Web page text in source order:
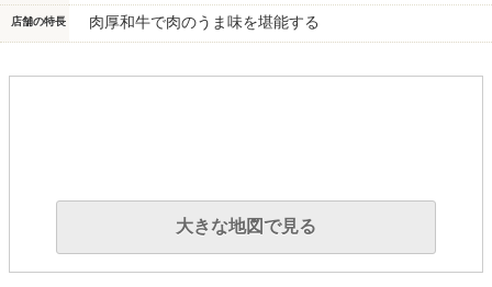
店舗の特長 肉厚和牛で肉のうま味を堪能する
大きな地図で見る